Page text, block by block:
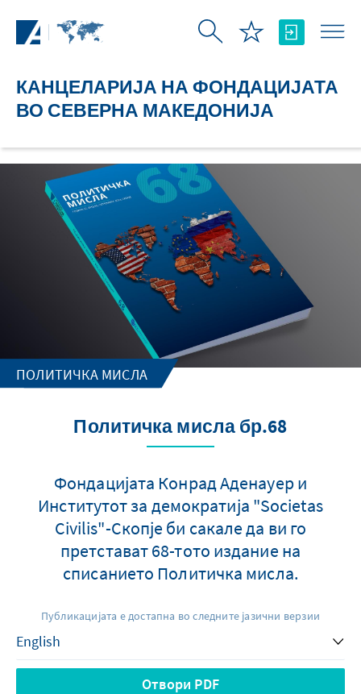
КАНЦЕЛАРИЈА НА ФОНДАЦИЈАТА
ВО СЕВЕРНА МАКЕДОНИЈА
ПОЛИТИЧКА МИСЛА
Политичка мисла бр.68
Фондацијата Конрад Аденауер и
Институтот за демократија "Societas
Civilis"-Скопје би сакале да ви го
претстават 68-тото издание на
списанието Политичка мисла.
Публикацијата е достапна во следните јазични верзии
Отвори PDF